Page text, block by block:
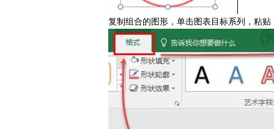
复制组合的图形，单击图表目标系列，粘贴